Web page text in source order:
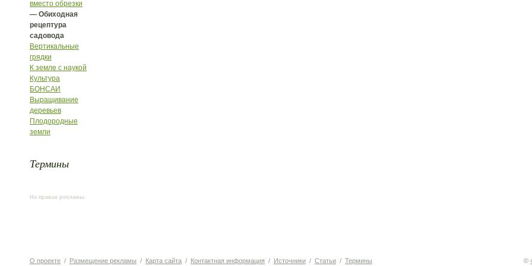
вместо обрезки
— Обиходная
рецептура
садовода
Вертикальные
грядки
К земле с наукой
Культура
БОНСАИ
Выращивание
деревьев
Плодородные
земли
Термины
На правах рекламы:
О проекте / Размещение рекламы / Карта сайта / Контактная информация / Источники / Статьи / Термины ©